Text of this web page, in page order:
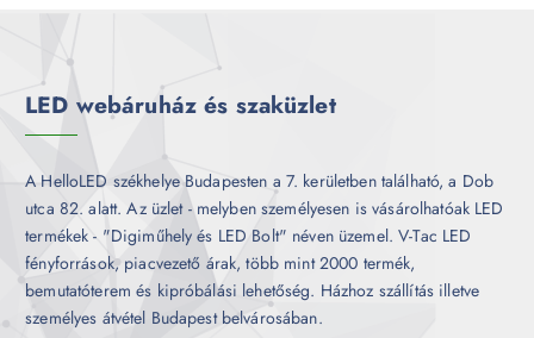
LED webáruház és szaküzlet
A HelloLED székhelye Budapesten a 7. kerületben található, a Dob
utca 82. alatt. Az üzlet - melyben személyesen is vásárolhatóak LED
termékek - "Digiműhely és LED Bolt" néven üzemel. V-Tac LED
fényforrások, piacvezető árak, több mint 2000 termék,
bemutatóterem és kipróbálási lehetőség. Házhoz szállítás illetve
személyes átvétel Budapest belvárosában.